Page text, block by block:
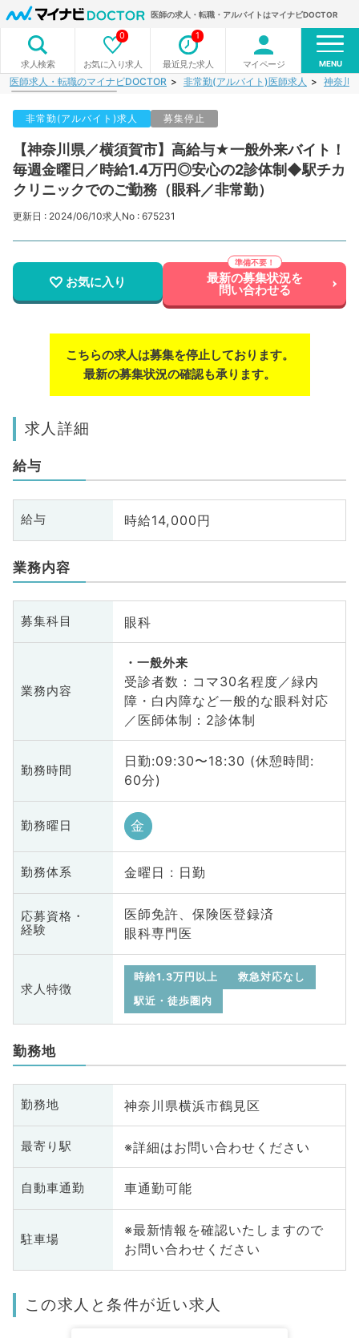
医師の求人・転職・アルバイトはマイナビDOCTOR
求人検索 お気に入り求人
0
最近見た求人
1
マイページ MENU
医師求人・転職のマイナビDOCTOR 非常勤(アルバイト)医師求人 神奈川
非常勤(アルバイト)求人 募集停止
【神奈川県／横須賀市】高給与★一般外来バイト！
毎週金曜日／時給1.4万円◎安心の2診体制◆駅チカ
クリニックでのご勤務（眼科／非常勤）
更新日 : 2024/06/10求人No : 675231
お気に入り 最新の募集状況を
問い合わせる
こちらの求人は募集を停止しております。
最新の募集状況の確認も承ります。
求人詳細
給与
給与 時給14,000円
業務内容
募集科目 眼科
業務内容
一般外来
受診者数：コマ30名程度／緑内
障・白内障など一般的な眼科対応
／医師体制：2診体制
勤務時間
日勤:09:30〜18:30 (休憩時間:
60分)
勤務曜日 金
勤務体系 金曜日 : 日勤
応募資格・
経験
医師免許、保険医登録済
眼科専門医
求人特徴
時給1.3万円以上
救急対応なし
駅近・徒歩圏内
勤務地
勤務地 神奈川県横浜市鶴見区
最寄り駅 ※詳細はお問い合わせください
自動車通勤 車通勤可能
駐車場
※最新情報を確認いたしますので
お問い合わせください
この求人と条件が近い求人